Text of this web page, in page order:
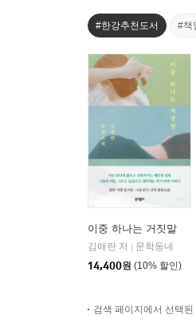
#한강추천도서 #책
이중 하나는 거짓말
김애란 저
문학동네
14,400원 (10% 할인)
검색 페이지에서 선택